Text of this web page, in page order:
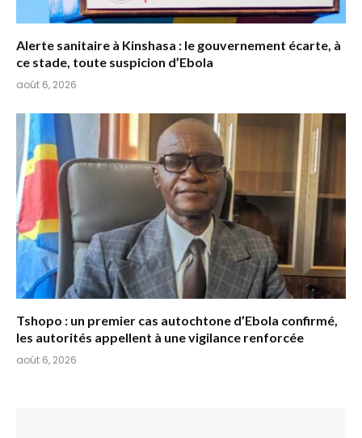
Alerte sanitaire à Kinshasa : le gouvernement écarte, à
ce stade, toute suspicion d’Ebola
août 6, 2026
Tshopo : un premier cas autochtone d’Ebola confirmé,
les autorités appellent à une vigilance renforcée
août 6, 2026